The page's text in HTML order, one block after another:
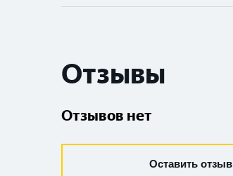
Отзывы
Отзывов нет
Оставить отзыв